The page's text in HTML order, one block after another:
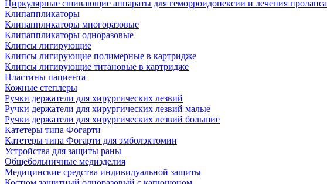
Циркулярные сшивающие аппараты для геморроидопексии и лечения пролапса
Клипаппликаторы
Клипаппликаторы многоразовые
Клипаппликаторы одноразовые
Клипсы лигирующие
Клипсы лигирующие полимерные в картридже
Клипсы лигирующие титановые в картридже
Пластины пациента
Кожные степлеры
Ручки держатели для хирургических лезвий
Ручки держатели для хирургических лезвий малые
Ручки держатели для хирургических лезвий большие
Катетеры типа Фогарти
Катетеры типа Фогарти для эмболэктомии
Устройства для защиты раны
Общебольничные медизделия
Медицинские средства индивидуальной защиты